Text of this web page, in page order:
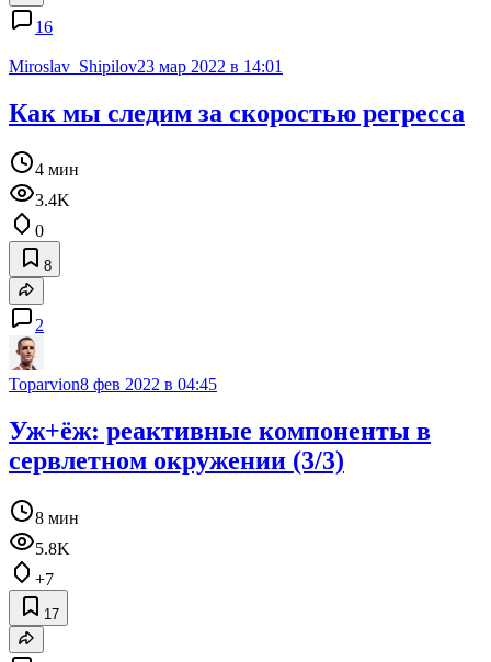
16
Miroslav_Shipilov23 мар 2022 в 14:01
Как мы следим за скоростью регресса
4 мин
3.4K
0
8
2
Toparvion8 фев 2022 в 04:45
Уж+ёж: реактивные компоненты в
сервлетном окружении (3/3)
8 мин
5.8K
+7
17